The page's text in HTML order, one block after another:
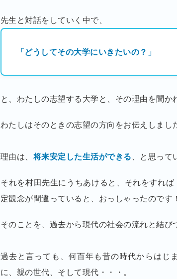
先生と対話をしていく中で、
「どうしてその大学にいきたいの？」
と、わたしの志望する大学と、その理由を聞か
わたしはそのときの志望の方向をお伝えしまし
理由は、将来安定した生活ができる、と思って
それを村田先生にうちあけると、それをすれ
定観念が間違っていると、おっしゃったのです！
そのことを、過去から現代の社会の流れと結び
過去と言っても、何百年も昔の時代からはじ
に、親の世代、そして現代・・・。